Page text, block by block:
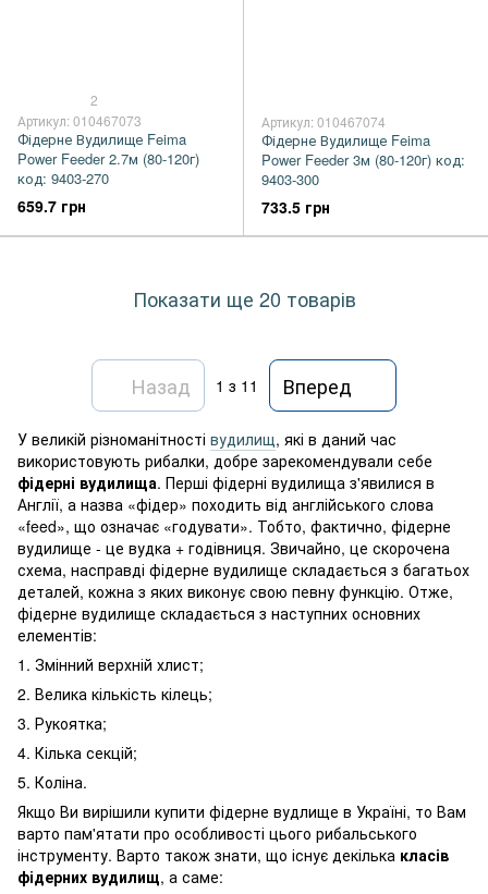
2
Артикул: 010467073
Фідерне Вудилище Feima
Power Feeder 2.7м (80-120г)
код: 9403-270
659.7 грн
Артикул: 010467074
Фідерне Вудилище Feima
Power Feeder 3м (80-120г) код:
9403-300
733.5 грн
Показати ще 20 товарів
Назад 1 з 11 Вперед
У великій різноманітності вудилищ, які в даний час
використовують рибалки, добре зарекомендували себе
фідерні вудилища. Перші фідерні вудилища з'явилися в
Англії, а назва «фідер» походить від англійського слова
«feed», що означає «годувати». Тобто, фактично, фідерне
вудилище - це вудка + годівниця. Звичайно, це скорочена
схема, насправді фідерне вудилище складається з багатьох
деталей, кожна з яких виконує свою певну функцію. Отже,
фідерне вудилище складається з наступних основних
елементів:
1. Змінний верхній хлист;
2. Велика кількість кілець;
3. Рукоятка;
4. Кілька секцій;
5. Коліна.
Якщо Ви вирішили купити фідерне вудлище в Україні, то Вам
варто пам'ятати про особливості цього рибальського
інструменту. Варто також знати, що існує декілька класів
фідерних вудилищ, а саме: